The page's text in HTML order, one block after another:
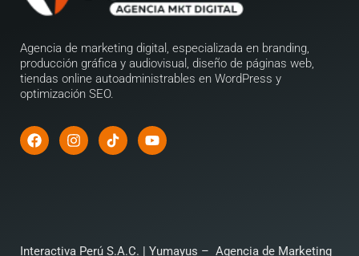
Agencia de marketing digital, especializada en branding,
producción gráfica y audiovisual, diseño de páginas web,
tiendas online autoadministrables en WordPress y
optimización SEO.
Interactiva Perú S.A.C. | Yumayus – Agencia de Marketing